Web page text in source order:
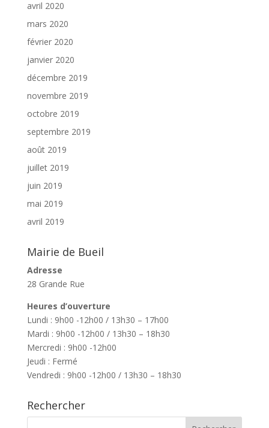
avril 2020
mars 2020
février 2020
janvier 2020
décembre 2019
novembre 2019
octobre 2019
septembre 2019
août 2019
juillet 2019
juin 2019
mai 2019
avril 2019
Mairie de Bueil
Adresse
28 Grande Rue
Heures d’ouverture
Lundi : 9h00 -12h00 / 13h30 – 17h00
Mardi : 9h00 -12h00 / 13h30 – 18h30
Mercredi : 9h00 -12h00
Jeudi : Fermé
Vendredi : 9h00 -12h00 / 13h30 – 18h30
Rechercher